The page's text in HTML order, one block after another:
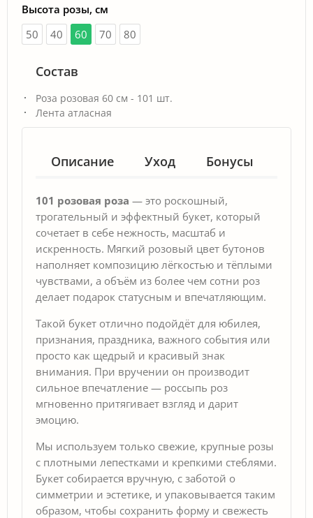
Высота розы, см
50
40 60 70 80
Состав
Роза розовая 60 см - 101 шт.
Лента атласная
Описание Уход Бонусы
101 розовая роза — это роскошный,
трогательный и эффектный букет, который
сочетает в себе нежность, масштаб и
искренность. Мягкий розовый цвет бутонов
наполняет композицию лёгкостью и тёплыми
чувствами, а объём из более чем сотни роз
делает подарок статусным и впечатляющим.
Такой букет отлично подойдёт для юбилея,
признания, праздника, важного события или
просто как щедрый и красивый знак
внимания. При вручении он производит
сильное впечатление — россыпь роз
мгновенно притягивает взгляд и дарит
эмоцию.
Мы используем только свежие, крупные розы
с плотными лепестками и крепкими стеблями.
Букет собирается вручную, с заботой о
симметрии и эстетике, и упаковывается таким
образом, чтобы сохранить форму и свежесть